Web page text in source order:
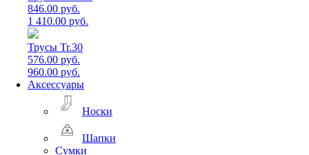
846.00 руб.
1 410.00 руб.
Трусы Tr.30
576.00 руб.
960.00 руб.
Аксессуары
Носки
Шапки
Сумки